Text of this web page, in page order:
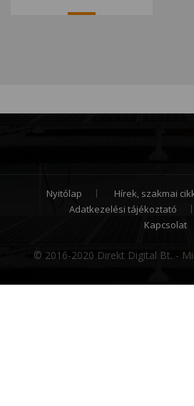
Nyitólap Hírek, szakmai
Adatkezelési tájékoztató
Kapcsolat
© 2016-2020 Direkt Digital Bt. -